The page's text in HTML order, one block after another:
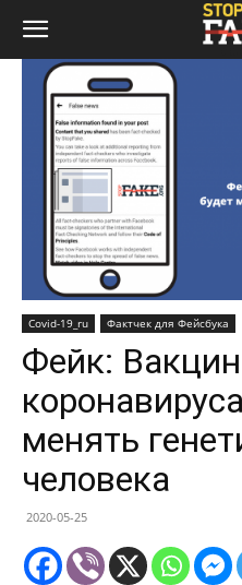
Covid-19_ru Фактчек для Фейсбука
Фейк:
менять
человека
2020-05-25